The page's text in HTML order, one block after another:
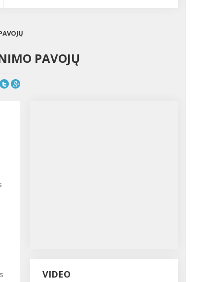
PAVOJŲ
VIDEO